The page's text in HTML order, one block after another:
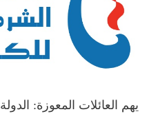
يهم العائلات المعوزة: